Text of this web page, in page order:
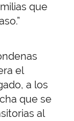
que
el
a los
que se
al